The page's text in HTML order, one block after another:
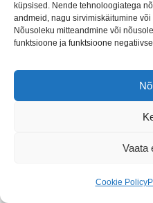
küpsised. Nende tehnoloogiatega
andmeid, nagu sirvimiskäitumine
Nõusoleku mitteandmine või
funktsioone ja funktsioone
Vaata
Cookie Policy